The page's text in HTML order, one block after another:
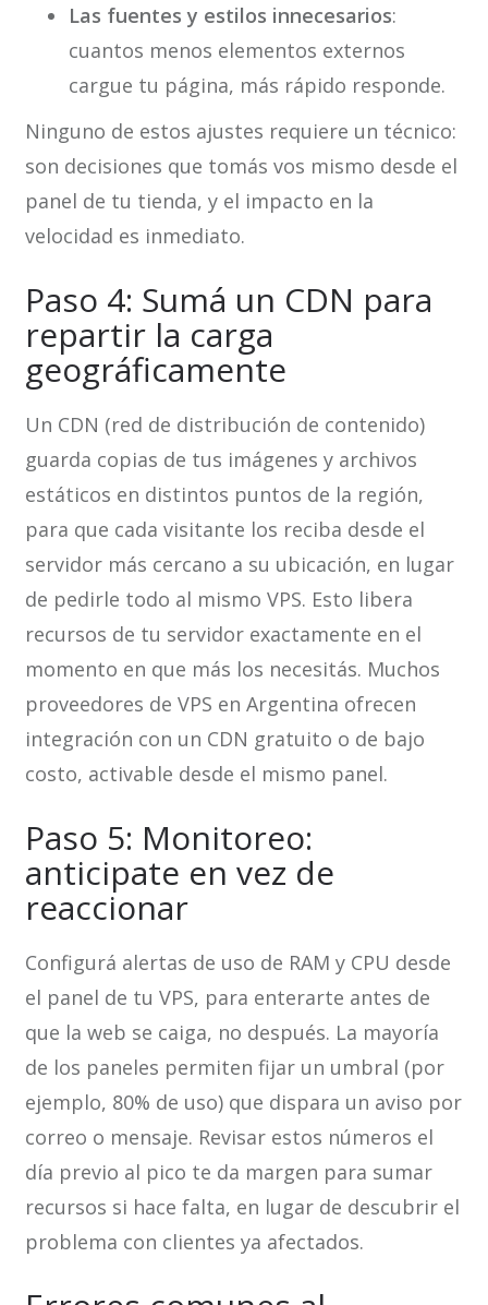
Las fuentes y estilos innecesarios:
cuantos menos elementos externos
cargue tu página, más rápido responde.
Ninguno de estos ajustes requiere un técnico:
son decisiones que tomás vos mismo desde el
panel de tu tienda, y el impacto en la
velocidad es inmediato.
Paso 4: Sumá un CDN para
repartir la carga
geográficamente
Un CDN (red de distribución de contenido)
guarda copias de tus imágenes y archivos
estáticos en distintos puntos de la región,
para que cada visitante los reciba desde el
servidor más cercano a su ubicación, en lugar
de pedirle todo al mismo VPS. Esto libera
recursos de tu servidor exactamente en el
momento en que más los necesitás. Muchos
proveedores de VPS en Argentina ofrecen
integración con un CDN gratuito o de bajo
costo, activable desde el mismo panel.
Paso 5: Monitoreo:
anticipate en vez de
reaccionar
Configurá alertas de uso de RAM y CPU desde
el panel de tu VPS, para enterarte antes de
que la web se caiga, no después. La mayoría
de los paneles permiten fijar un umbral (por
ejemplo, 80% de uso) que dispara un aviso por
correo o mensaje. Revisar estos números el
día previo al pico te da margen para sumar
recursos si hace falta, en lugar de descubrir el
problema con clientes ya afectados.